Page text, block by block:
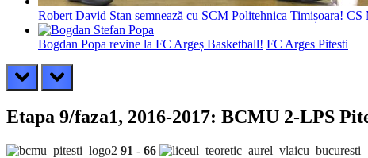
Robert David Stan semnează cu SCM Politehnica Timișoara! CS
Bogdan Popa revine la FC Argeș Basketball! FC Arges Pitesti
prev next
Etapa 9/faza1, 2016-2017: BCMU 2-LPS
91 - 66